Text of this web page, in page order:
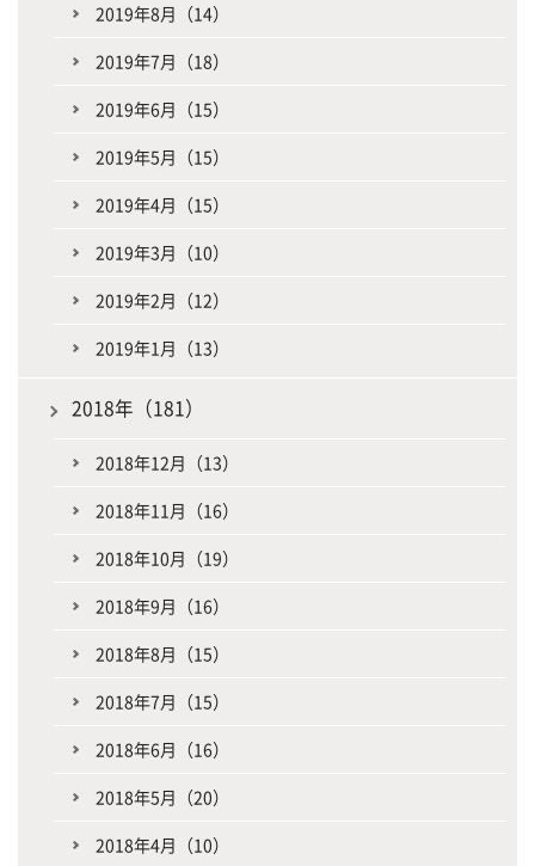
2019年8月（14）
2019年7月（18）
2019年6月（15）
2019年5月（15）
2019年4月（15）
2019年3月（10）
2019年2月（12）
2019年1月（13）
2018年（181）
2018年12月（13）
2018年11月（16）
2018年10月（19）
2018年9月（16）
2018年8月（15）
2018年7月（15）
2018年6月（16）
2018年5月（20）
2018年4月（10）